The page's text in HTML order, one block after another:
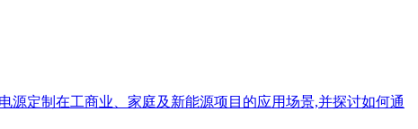
源定制在工商业、家庭及新能源项目的应用场景,并探讨如何通